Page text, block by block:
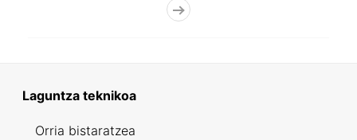
Laguntza teknikoa
Orria bistaratzea